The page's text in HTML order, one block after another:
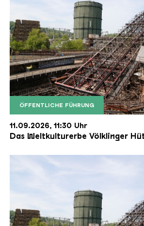
ÖFFENTLICHE FÜHRUNG
Der Erzschrägaufzug der
Copyright: Weltkulturerbe
11.09.2026, 11:30 Uhr
Das Weltkulturerbe Völklinger